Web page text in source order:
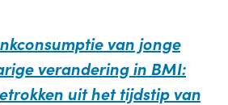
van jonge
verandering in BMI:
uit het tijdstip van